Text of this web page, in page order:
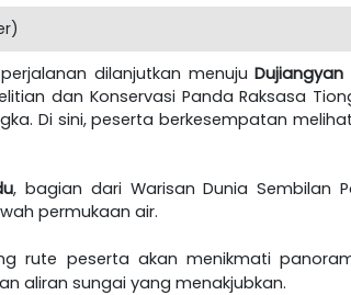
dilanjutkan menuju
dan Konservasi Panda Raksasa
Di sini, peserta berkesempatan
, bagian dari Warisan Dunia Sembilan
permukaan air.
rute peserta akan menikmati
aliran sungai yang menakjubkan.